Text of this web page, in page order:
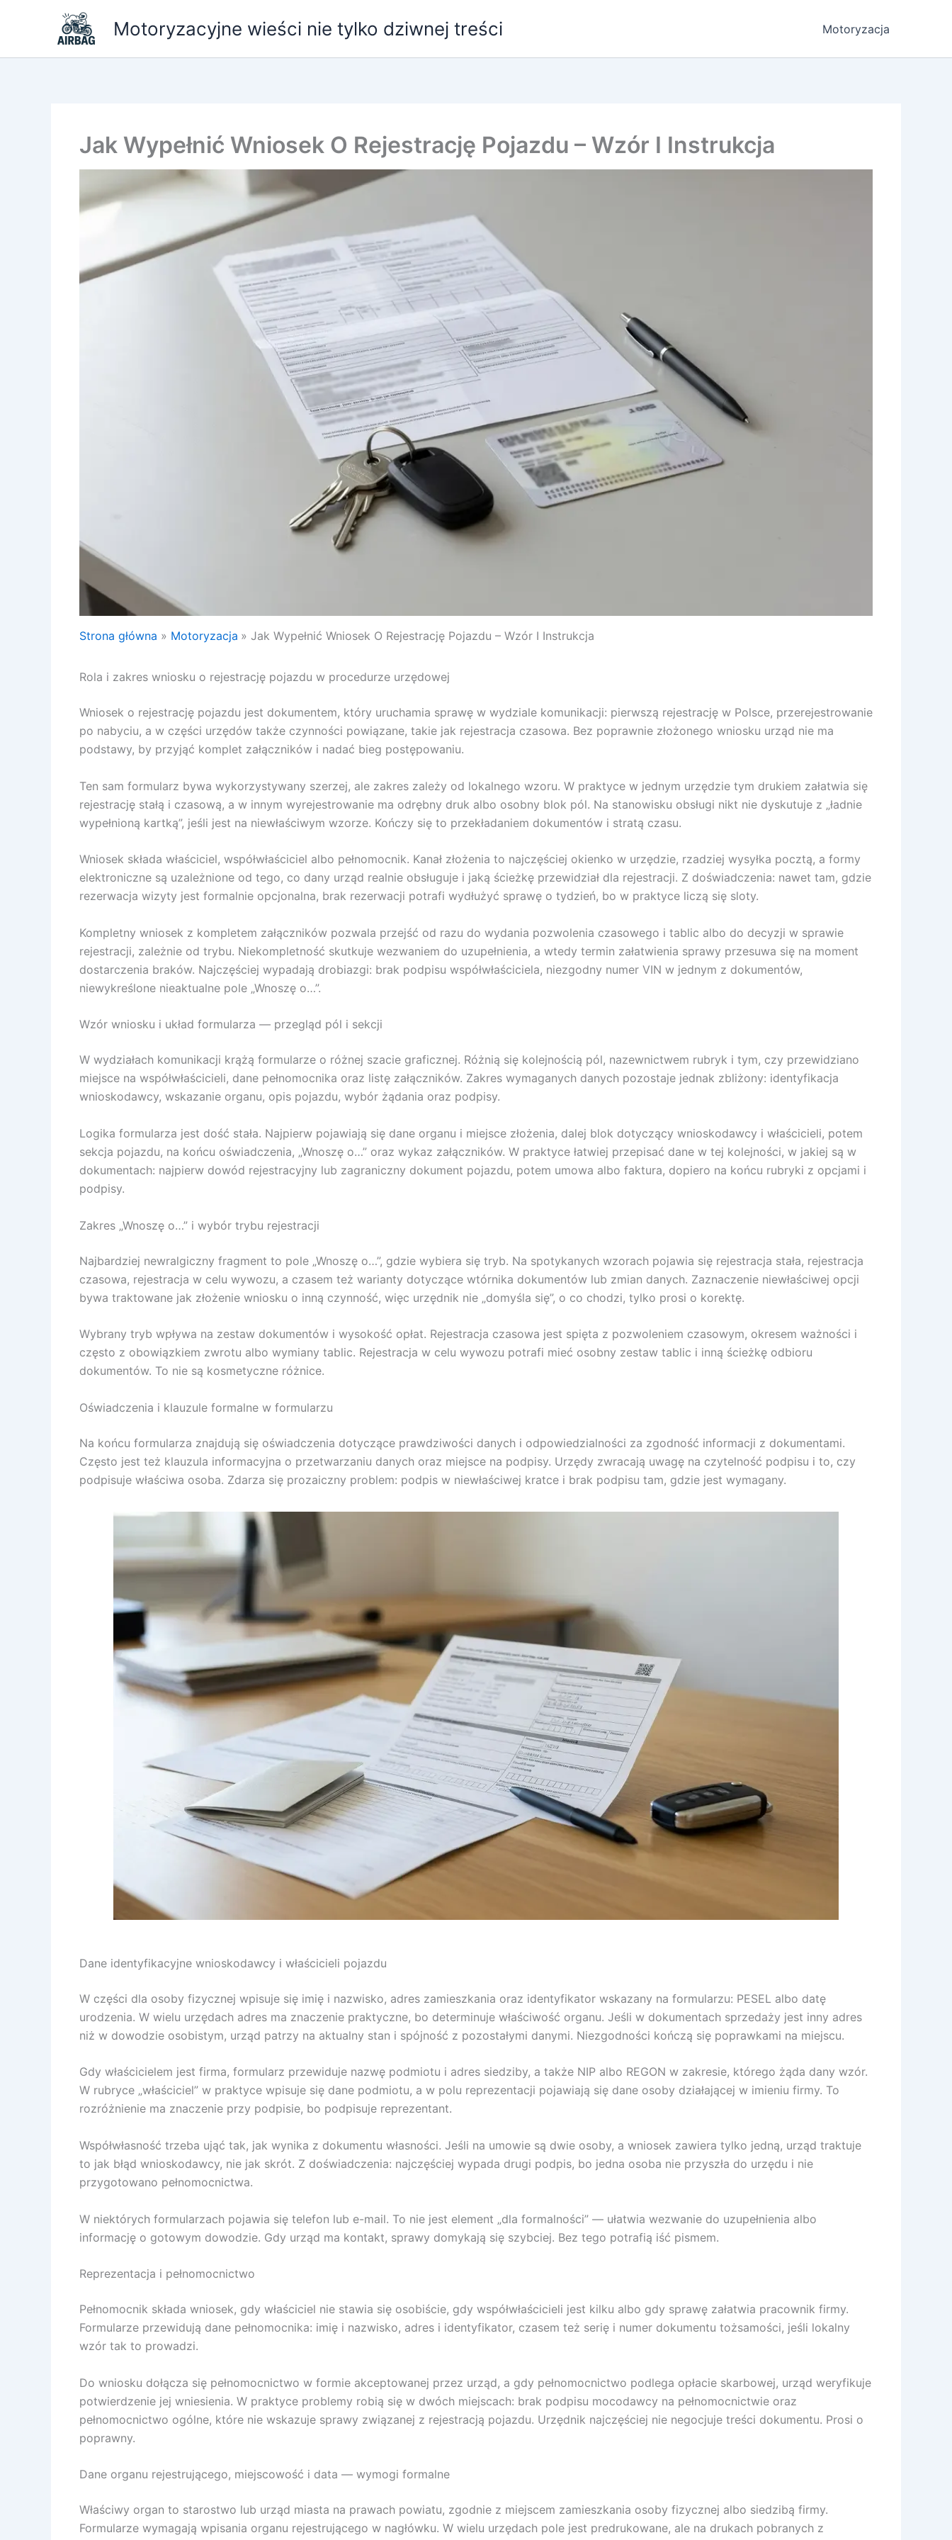
Motoryzacyjne wieści nie tylko dziwnej treści Motoryzacja
Jak Wypełnić Wniosek O Rejestrację Pojazdu – Wzór I Instrukcja
Strona główna Motoryzacja Jak Wypełnić Wniosek O Rejestrację Pojazdu – Wzór I Instrukcja
Rola i zakres wniosku o rejestrację pojazdu w procedurze urzędowej
Wniosek o rejestrację pojazdu jest dokumentem, który uruchamia sprawę w wydziale komunikacji: pierwszą rejestrację w Polsce, przerejestrowanie
po nabyciu, a w części urzędów także czynności powiązane, takie jak rejestracja czasowa. Bez poprawnie złożonego wniosku urząd nie ma
podstawy, by przyjąć komplet załączników i nadać bieg postępowaniu.
Ten sam formularz bywa wykorzystywany szerzej, ale zakres zależy od lokalnego wzoru. W praktyce w jednym urzędzie tym drukiem załatwia się
rejestrację stałą i czasową, a w innym wyrejestrowanie ma odrębny druk albo osobny blok pól. Na stanowisku obsługi nikt nie dyskutuje z „ładnie
wypełnioną kartką”, jeśli jest na niewłaściwym wzorze. Kończy się to przekładaniem dokumentów i stratą czasu.
Wniosek składa właściciel, współwłaściciel albo pełnomocnik. Kanał złożenia to najczęściej okienko w urzędzie, rzadziej wysyłka pocztą, a formy
elektroniczne są uzależnione od tego, co dany urząd realnie obsługuje i jaką ścieżkę przewidział dla rejestracji. Z doświadczenia: nawet tam, gdzie
rezerwacja wizyty jest formalnie opcjonalna, brak rezerwacji potrafi wydłużyć sprawę o tydzień, bo w praktyce liczą się sloty.
Kompletny wniosek z kompletem załączników pozwala przejść od razu do wydania pozwolenia czasowego i tablic albo do decyzji w sprawie
rejestracji, zależnie od trybu. Niekompletność skutkuje wezwaniem do uzupełnienia, a wtedy termin załatwienia sprawy przesuwa się na moment
dostarczenia braków. Najczęściej wypadają drobiazgi: brak podpisu współwłaściciela, niezgodny numer VIN w jednym z dokumentów,
niewykreślone nieaktualne pole „Wnoszę o…”.
Wzór wniosku i układ formularza — przegląd pól i sekcji
W wydziałach komunikacji krążą formularze o różnej szacie graficznej. Różnią się kolejnością pól, nazewnictwem rubryk i tym, czy przewidziano
miejsce na współwłaścicieli, dane pełnomocnika oraz listę załączników. Zakres wymaganych danych pozostaje jednak zbliżony: identyfikacja
wnioskodawcy, wskazanie organu, opis pojazdu, wybór żądania oraz podpisy.
Logika formularza jest dość stała. Najpierw pojawiają się dane organu i miejsce złożenia, dalej blok dotyczący wnioskodawcy i właścicieli, potem
sekcja pojazdu, na końcu oświadczenia, „Wnoszę o…” oraz wykaz załączników. W praktyce łatwiej przepisać dane w tej kolejności, w jakiej są w
dokumentach: najpierw dowód rejestracyjny lub zagraniczny dokument pojazdu, potem umowa albo faktura, dopiero na końcu rubryki z opcjami i
podpisy.
Zakres „Wnoszę o…” i wybór trybu rejestracji
Najbardziej newralgiczny fragment to pole „Wnoszę o…”, gdzie wybiera się tryb. Na spotykanych wzorach pojawia się rejestracja stała, rejestracja
czasowa, rejestracja w celu wywozu, a czasem też warianty dotyczące wtórnika dokumentów lub zmian danych. Zaznaczenie niewłaściwej opcji
bywa traktowane jak złożenie wniosku o inną czynność, więc urzędnik nie „domyśla się”, o co chodzi, tylko prosi o korektę.
Wybrany tryb wpływa na zestaw dokumentów i wysokość opłat. Rejestracja czasowa jest spięta z pozwoleniem czasowym, okresem ważności i
często z obowiązkiem zwrotu albo wymiany tablic. Rejestracja w celu wywozu potrafi mieć osobny zestaw tablic i inną ścieżkę odbioru
dokumentów. To nie są kosmetyczne różnice.
Oświadczenia i klauzule formalne w formularzu
Na końcu formularza znajdują się oświadczenia dotyczące prawdziwości danych i odpowiedzialności za zgodność informacji z dokumentami.
Często jest też klauzula informacyjna o przetwarzaniu danych oraz miejsce na podpisy. Urzędy zwracają uwagę na czytelność podpisu i to, czy
podpisuje właściwa osoba. Zdarza się prozaiczny problem: podpis w niewłaściwej kratce i brak podpisu tam, gdzie jest wymagany.
Dane identyfikacyjne wnioskodawcy i właścicieli pojazdu
W części dla osoby fizycznej wpisuje się imię i nazwisko, adres zamieszkania oraz identyfikator wskazany na formularzu: PESEL albo datę
urodzenia. W wielu urzędach adres ma znaczenie praktyczne, bo determinuje właściwość organu. Jeśli w dokumentach sprzedaży jest inny adres
niż w dowodzie osobistym, urząd patrzy na aktualny stan i spójność z pozostałymi danymi. Niezgodności kończą się poprawkami na miejscu.
Gdy właścicielem jest firma, formularz przewiduje nazwę podmiotu i adres siedziby, a także NIP albo REGON w zakresie, którego żąda dany wzór.
W rubryce „właściciel” w praktyce wpisuje się dane podmiotu, a w polu reprezentacji pojawiają się dane osoby działającej w imieniu firmy. To
rozróżnienie ma znaczenie przy podpisie, bo podpisuje reprezentant.
Współwłasność trzeba ująć tak, jak wynika z dokumentu własności. Jeśli na umowie są dwie osoby, a wniosek zawiera tylko jedną, urząd traktuje
to jak błąd wnioskodawcy, nie jak skrót. Z doświadczenia: najczęściej wypada drugi podpis, bo jedna osoba nie przyszła do urzędu i nie
przygotowano pełnomocnictwa.
W niektórych formularzach pojawia się telefon lub e-mail. To nie jest element „dla formalności” — ułatwia wezwanie do uzupełnienia albo
informację o gotowym dowodzie. Gdy urząd ma kontakt, sprawy domykają się szybciej. Bez tego potrafią iść pismem.
Reprezentacja i pełnomocnictwo
Pełnomocnik składa wniosek, gdy właściciel nie stawia się osobiście, gdy współwłaścicieli jest kilku albo gdy sprawę załatwia pracownik firmy.
Formularze przewidują dane pełnomocnika: imię i nazwisko, adres i identyfikator, czasem też serię i numer dokumentu tożsamości, jeśli lokalny
wzór tak to prowadzi.
Do wniosku dołącza się pełnomocnictwo w formie akceptowanej przez urząd, a gdy pełnomocnictwo podlega opłacie skarbowej, urząd weryfikuje
potwierdzenie jej wniesienia. W praktyce problemy robią się w dwóch miejscach: brak podpisu mocodawcy na pełnomocnictwie oraz
pełnomocnictwo ogólne, które nie wskazuje sprawy związanej z rejestracją pojazdu. Urzędnik najczęściej nie negocjuje treści dokumentu. Prosi o
poprawny.
Dane organu rejestrującego, miejscowość i data — wymogi formalne
Właściwy organ to starostwo lub urząd miasta na prawach powiatu, zgodnie z miejscem zamieszkania osoby fizycznej albo siedzibą firmy.
Formularze wymagają wpisania organu rejestrującego w nagłówku. W wielu urzędach pole jest predrukowane, ale na drukach pobranych z